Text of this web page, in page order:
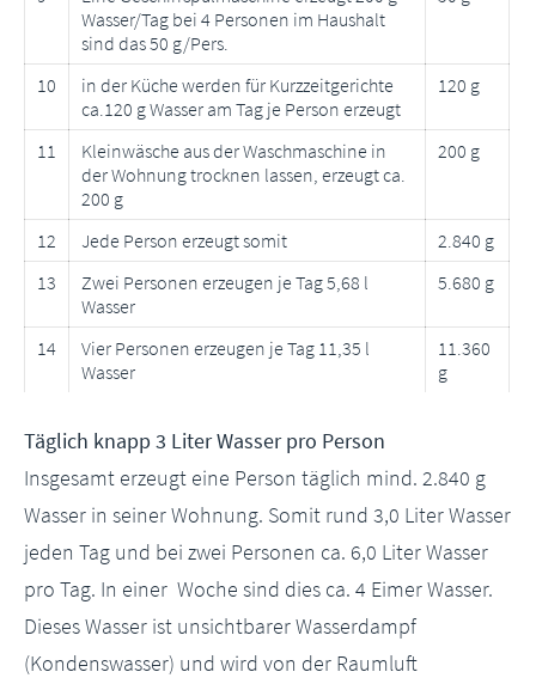
Wasser/Tag bei 4 Personen im Haushalt
sind das 50 g/Pers.
10
in der Küche werden für Kurzzeitgerichte
ca.120 g Wasser am Tag je Person erzeugt
120 g
11
Kleinwäsche aus der Waschmaschine in
der Wohnung trocknen lassen, erzeugt ca.
200 g
200 g
12 Jede Person erzeugt somit
2.840 g
13
Zwei Personen erzeugen je Tag 5,68 l
Wasser
5.680 g
14
Vier Personen erzeugen je Tag 11,35 l
Wasser
11.360
g
Täglich knapp 3 Liter Wasser pro Person
Insgesamt erzeugt eine Person täglich mind. 2.840 g
Wasser in seiner Wohnung. Somit rund 3,0 Liter Wasser
jeden Tag und bei zwei Personen ca. 6,0 Liter Wasser
pro Tag. In einer Woche sind dies ca. 4 Eimer Wasser.
Dieses Wasser ist unsichtbarer Wasserdampf
(Kondenswasser) und wird von der Raumluft